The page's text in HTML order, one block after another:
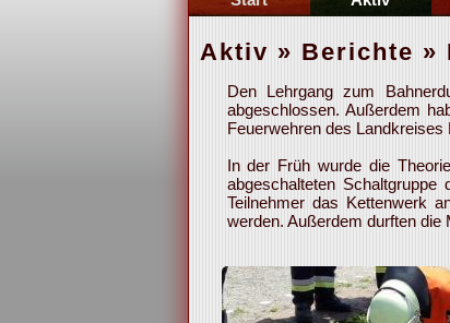
Einsätze
Übungsplan
Termine
Kalender
Berichte
Übungsplan
Atemschutz
Gruppen
Organigramm
Aktiv » Berichte »
Den Lehrgang zum
abgeschlossen. Außerdem
Feuerwehren des
In der Früh wurde die
abgeschalteten
Teilnehmer das Kettenwerk
werden. Außerdem durften die